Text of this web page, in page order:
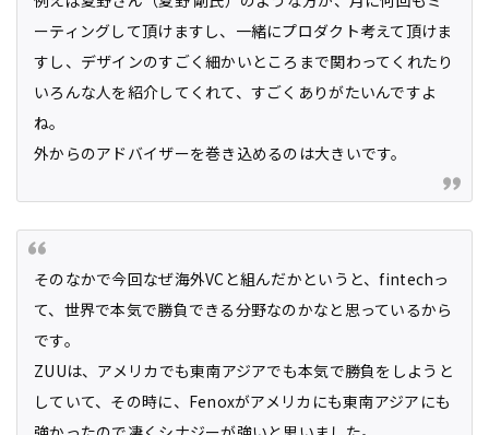
ーティングして頂けますし、一緒にプロダクト考えて頂けま
すし、デザインのすごく細かいところまで関わってくれたり
いろんな人を紹介してくれて、すごくありがたいんですよ
ね。
外からのアドバイザーを巻き込めるのは大きいです。
そのなかで今回なぜ海外VCと組んだかというと、fintechっ
て、世界で本気で勝負できる分野なのかなと思っているから
です。
ZUUは、アメリカでも東南アジアでも本気で勝負をしようと
していて、その時に、Fenoxがアメリカにも東南アジアにも